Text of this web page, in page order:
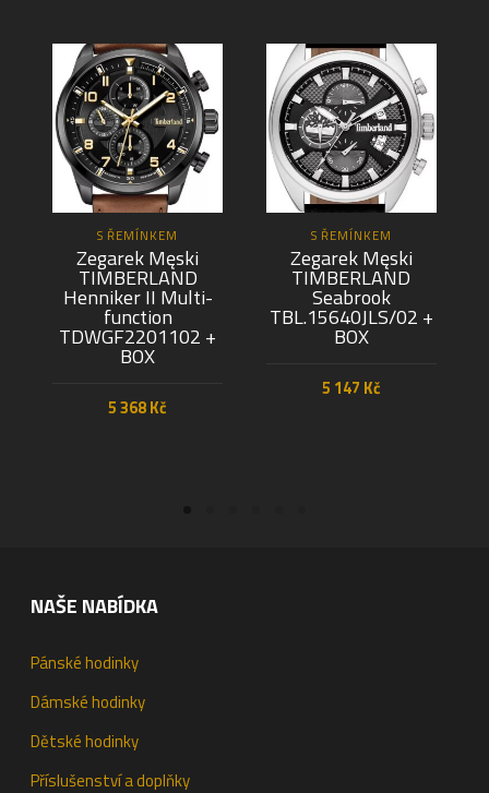
S ŘEMÍNKEM
Zegarek Męski
TIMBERLAND
Henniker II Multi-
function
TDWGF2201102 +
BOX
5 368Kč
S ŘEMÍNKEM
Zegarek Męski
TIMBERLAND
Seabrook
TBL.15640JLS/02 +
BOX
5 147 Kč
NAŠE NABÍDKA
Pánské hodinky
Dámské hodinky
Dětské hodinky
Příslušenství a doplňky